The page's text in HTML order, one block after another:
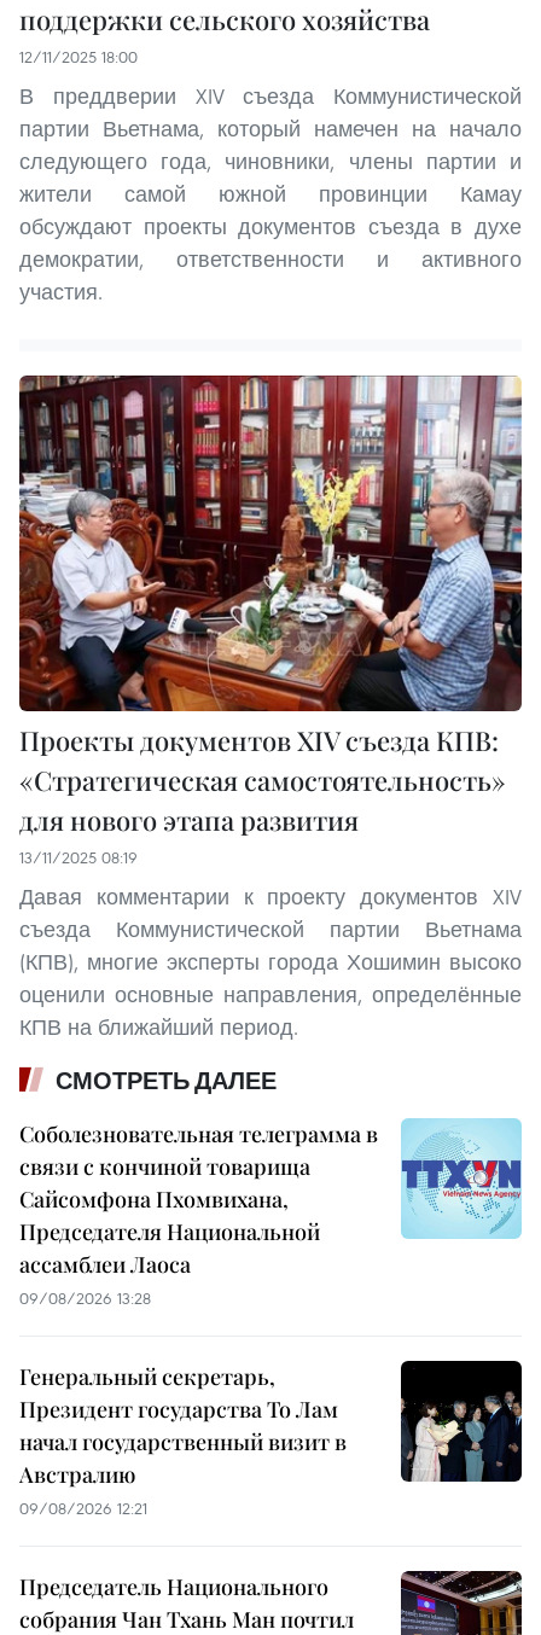
поддержки сельского хозяйства
12/11/2025 18:00
В преддверии XIV съезда Коммунистической
партии Вьетнама, который намечен на начало
следующего года, чиновники, члены партии и
жители самой южной провинции Камау
обсуждают проекты документов съезда в духе
демократии, ответственности и активного
участия.
Проекты документов XIV съезда КПВ:
«Стратегическая самостоятельность»
для нового этапа развития
13/11/2025 08:19
Давая комментарии к проекту документов XIV
съезда Коммунистической партии Вьетнама
(КПВ), многие эксперты города Хошимин высоко
оценили основные направления, определённые
КПВ на ближайший период.
СМОТРЕТЬ ДАЛЕЕ
Соболезновательная телеграмма в
связи с кончиной товарища
Сайсомфона Пхомвихана,
Председателя Национальной
ассамблеи Лаоса
09/08/2026 13:28
Генеральный секретарь,
Президент государства То Лам
начал государственный визит в
Австралию
09/08/2026 12:21
Председатель Национального
собрания Чан Тхань Ман почтил